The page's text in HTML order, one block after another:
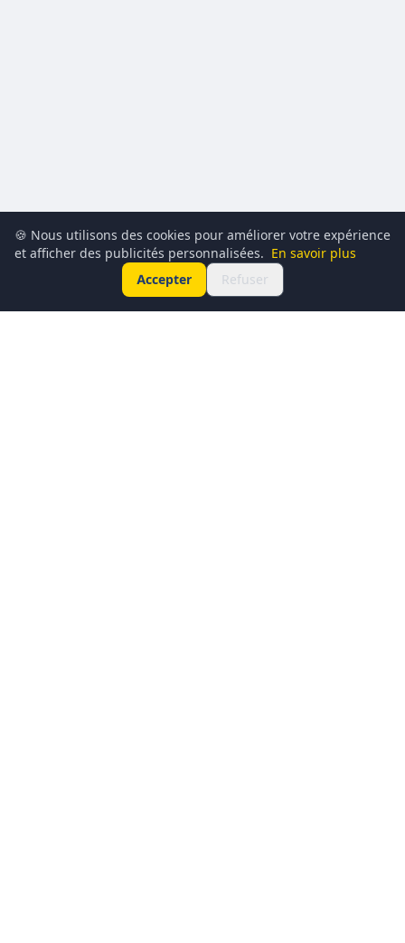
🍪 Nous utilisons des cookies pour améliorer votre expérience
et afficher des publicités personnalisées. En savoir plus
Accepter
Refuser